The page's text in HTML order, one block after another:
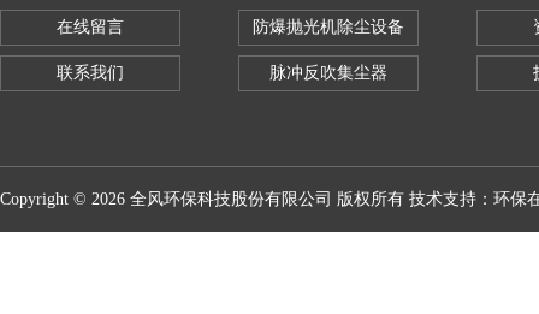
在线留言
联系我们
防爆抛光机除尘设备
脉冲反吹集尘器
Copyright © 2026 全风环保科技股份有限公司 版权所有 技术支持： 环保